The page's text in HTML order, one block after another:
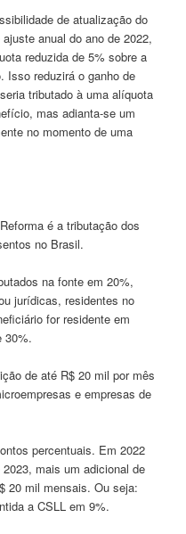
de atualização do
anual do ano de 2022,
reduzida de 5% sobre a
Isso reduzirá o ganho de
tributado à uma alíquota
mas adianta-se um
no momento de uma
é a tributação dos
no Brasil.
na fonte em 20%,
jurídicas, residentes no
for residente em
30%.
de até R$ 20 mil por mês
e empresas de
percentuais. Em 2022
mais um adicional de
20 mil mensais. Ou seja:
a CSLL em 9%.